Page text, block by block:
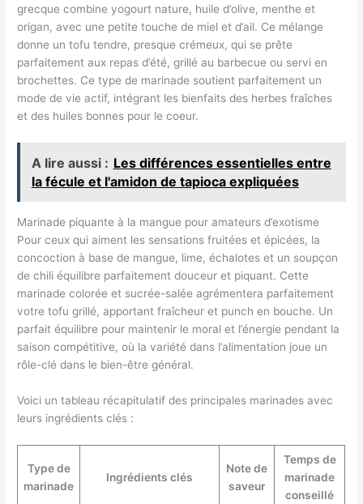
grecque combine yogourt nature, huile d’olive, menthe et
origan, avec une petite touche de miel et d’ail. Ce mélange
donne un tofu tendre, presque crémeux, qui se prête
parfaitement aux repas d’été, grillé au barbecue ou servi en
brochettes. Ce type de marinade soutient parfaitement un
mode de vie actif, intégrant les bienfaits des herbes fraîches
et des huiles bonnes pour le coeur.
A lire aussi : Les différences essentielles entre
la fécule et l'amidon de tapioca expliquées
Marinade piquante à la mangue pour amateurs d’exotisme
Pour ceux qui aiment les sensations fruitées et épicées, la
concoction à base de mangue, lime, échalotes et un soupçon
de chili équilibre parfaitement douceur et piquant. Cette
marinade colorée et sucrée-salée agrémentera parfaitement
votre tofu grillé, apportant fraîcheur et punch en bouche. Un
parfait équilibre pour maintenir le moral et l’énergie pendant la
saison compétitive, où la variété dans l’alimentation joue un
rôle-clé dans le bien-être général.
Voici un tableau récapitulatif des principales marinades avec
leurs ingrédients clés :
Type de
marinade
Ingrédients clés
Note de
saveur
Temps de
marinade
conseillé